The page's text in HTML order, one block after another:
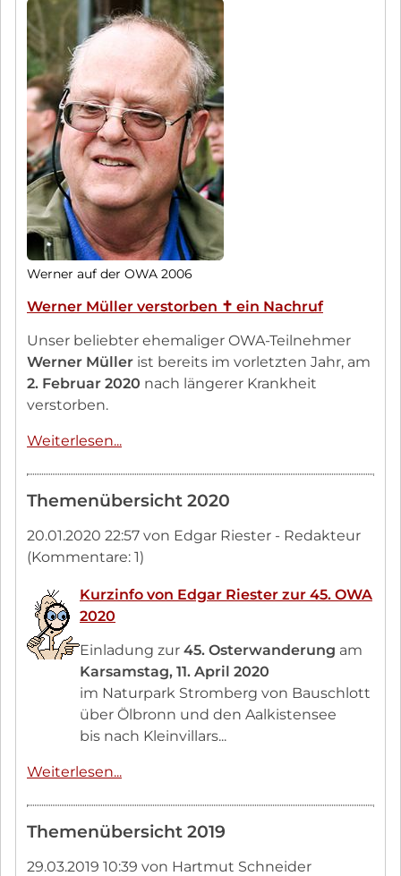
Werner auf der OWA 2006
Werner Müller verstorben ✝︎ ein Nachruf
Unser beliebter ehemaliger OWA-Teilnehmer
Werner Müller ist bereits im vorletzten Jahr, am
2. Februar 2020 nach längerer Krankheit
verstorben.
Weiterlesen...Werner
✝︎
ein
Nachruf
Themenübersicht 2020
20.01.2020 22:57 von Edgar Riester - Redakteur
(Kommentare: 1)
Kurzinfo von Edgar Riester zur 45. OWA
2020
Einladung zur 45. Osterwanderung am
Karsamstag, 11. April 2020
im Naturpark Stromberg von Bauschlott
über Ölbronn und den Aalkistensee
bis nach Kleinvillars...
Weiterlesen...Kurzinfo
Riester
zur
Themenübersicht 2019
29.03.2019 10:39 von Hartmut Schneider